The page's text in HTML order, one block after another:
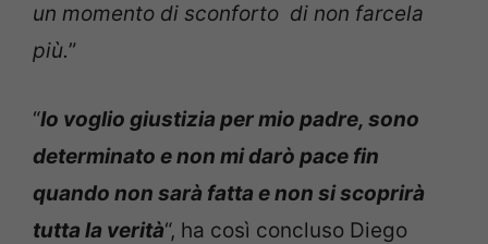
un momento di sconforto di non farcela
più.”
“Io voglio giustizia per mio padre, sono
determinato e non mi darò pace fin
quando non sarà fatta e non si scoprirà
tutta la verità“, ha così concluso Diego